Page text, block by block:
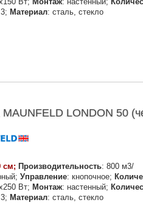
3;Материал: сталь, стекло
LONDON 50
см;Производительность: 800 м3/
Управление: кнопочное;
Вт;Монтаж: настенный;
3;Материал: сталь, стекло